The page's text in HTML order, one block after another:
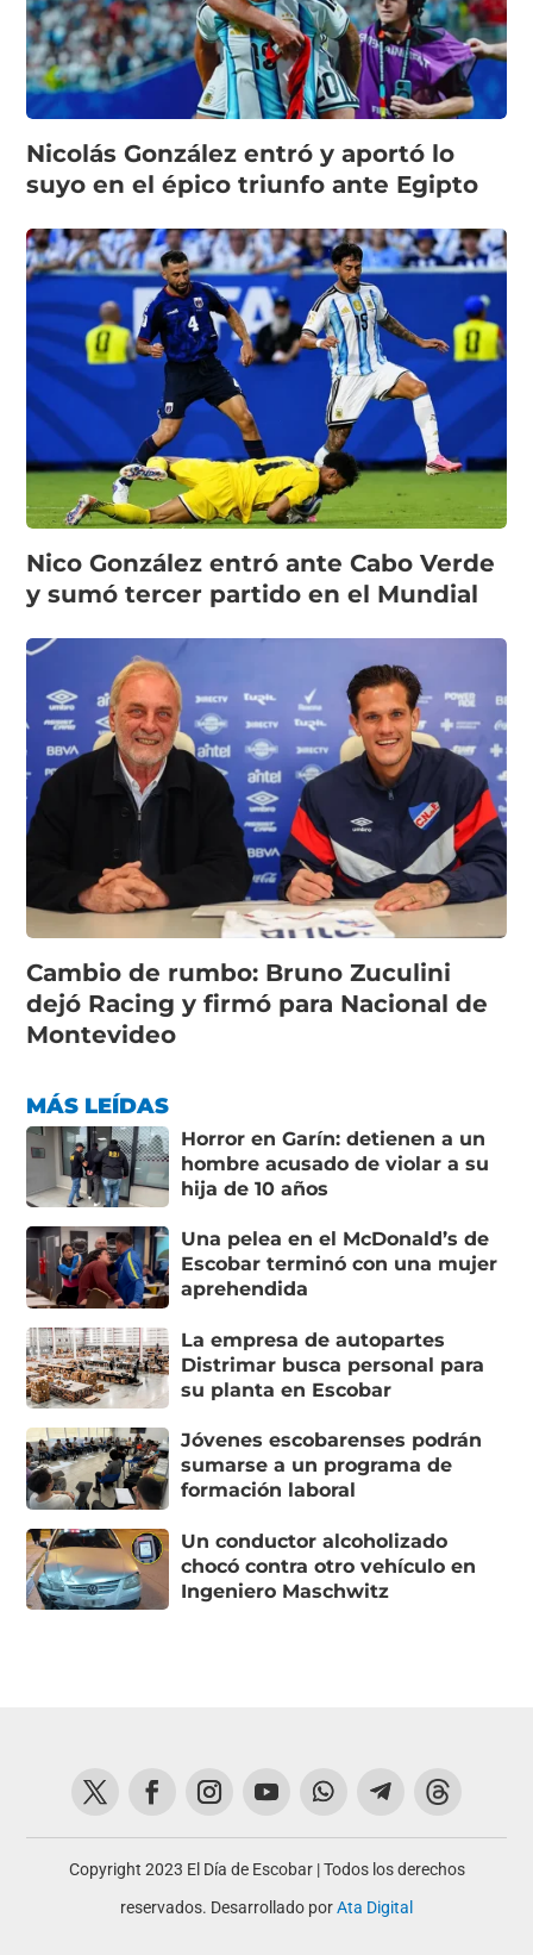
Nicolás González entró y aportó lo
suyo en el épico triunfo ante Egipto
Nico González entró ante Cabo Verde
y sumó tercer partido en el Mundial
Cambio de rumbo: Bruno Zuculini
dejó Racing y firmó para Nacional de
Montevideo
MÁS LEÍDAS
Horror en Garín: detienen a un
hombre acusado de violar a su
hija de 10 años
Una pelea en el McDonald’s de
Escobar terminó con una mujer
aprehendida
La empresa de autopartes
Distrimar busca personal para
su planta en Escobar
Jóvenes escobarenses podrán
sumarse a un programa de
formación laboral
Un conductor alcoholizado
chocó contra otro vehículo en
Ingeniero Maschwitz
Copyright 2023 El Día de Escobar | Todos los derechos
reservados. Desarrollado porAta Digital